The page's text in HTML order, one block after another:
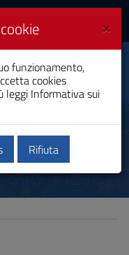
×
funzionamento,
cookies
leggi Informativa sui
Rifiuta